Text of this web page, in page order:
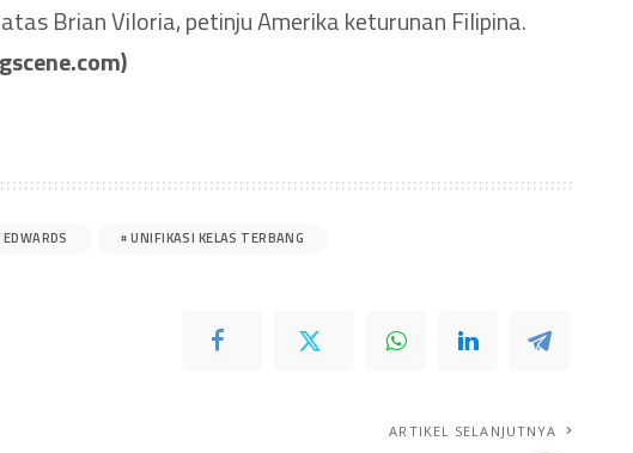
Brian Viloria, petinju Amerika keturunan Filipina.
UNIFIKASI KELAS TERBANG
ARTIKEL SELANJUTNYA